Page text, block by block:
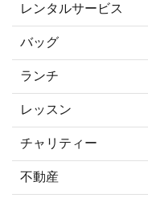
レンタルサービス
バッグ
ランチ
レッスン
チャリティー
不動産